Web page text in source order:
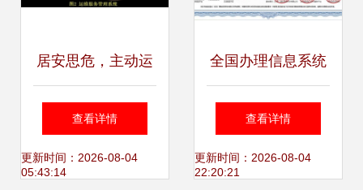
居安思危，主动运
维 构筑行业子站信
息系统稳健运行的
查看详情
更新时间：2026-08-04
05:43:14
全国办理信息系统
运行维护企业服务
资质证书 一对一服
查看详情
更新时间：2026-08-04
22:20:21